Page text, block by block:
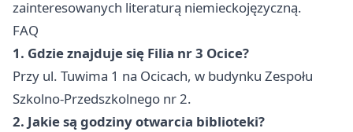
zainteresowanych literaturą niemieckojęzyczną.
FAQ
1. Gdzie znajduje się Filia nr 3 Ocice?
Przy ul. Tuwima 1 na Ocicach, w budynku Zespołu
Szkolno-Przedszkolnego nr 2.
2. Jakie są godziny otwarcia biblioteki?